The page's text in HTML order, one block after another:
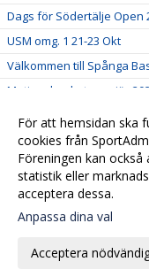
Dags för Södertälje Open
USM omg. 1 21-23 Okt
Välkommen till Spånga
Motionsbasketpremiär
Börja spela eller coacha i
Välkommen till er nya
inställningar
För att hemsidan ska
cookies från
Föreningen kan
statistik eller
acceptera dessa.
Anpassa dina val
Acceptera